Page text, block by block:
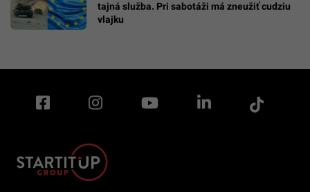
tajná služba. Pri sabotáži má zneužiť cudziu
vlajku